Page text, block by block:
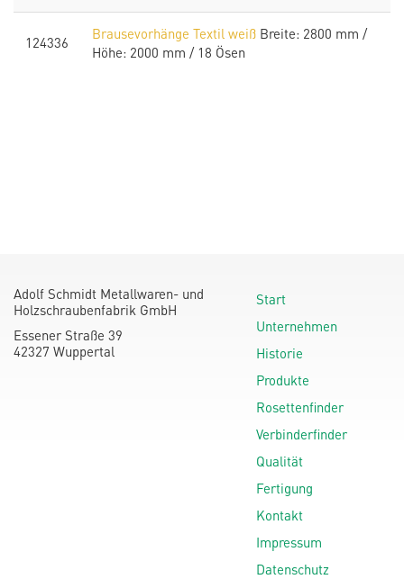
124336 Brausevorhänge Textil weiß Breite: 2800 mm /
Höhe: 2000 mm / 18 Ösen
Adolf Schmidt Metallwaren- und
Holzschraubenfabrik GmbH
Essener Straße 39
42327 Wuppertal
Start
Unternehmen
Historie
Produkte
Rosettenfinder
Verbinderfinder
Qualität
Fertigung
Kontakt
Impressum
Datenschutz